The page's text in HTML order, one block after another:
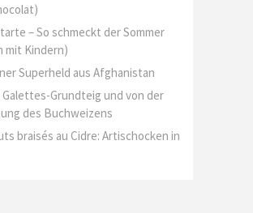
– So schmeckt der Sommer
mit Kindern)
Superheld aus Afghanistan
Galettes-Grundteig und von der
des Buchweizens
braisés au Cidre: Artischocken in